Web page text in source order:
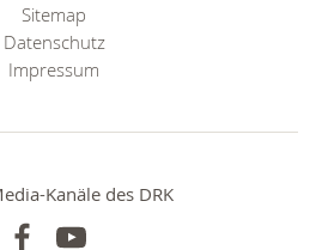
Sitemap
Datenschutz
Impressum
Kanäle des DRK